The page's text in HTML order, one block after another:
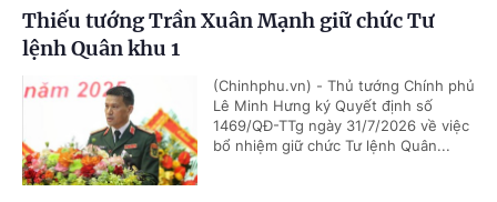
Thiếu tướng Trần Xuân Mạnh giữ chức Tư
lệnh Quân khu 1
(Chinhphu.vn) - Thủ tướng Chính phủ
Lê Minh Hưng ký Quyết định số
1469/QĐ-TTg ngày 31/7/2026 về việc
bổ nhiệm giữ chức Tư lệnh Quân...